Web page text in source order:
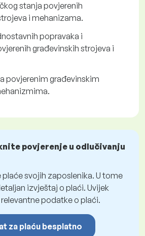
stanja povjerenih
i mehanizama.
popravaka i
građevinskih strojeva i
povjerenim građevinskim
povjerenje u odlučivanju
svojih zaposlenika. U tome
izvještaj o plaći. Uvijek
podatke o plaći.
za plaću besplatno